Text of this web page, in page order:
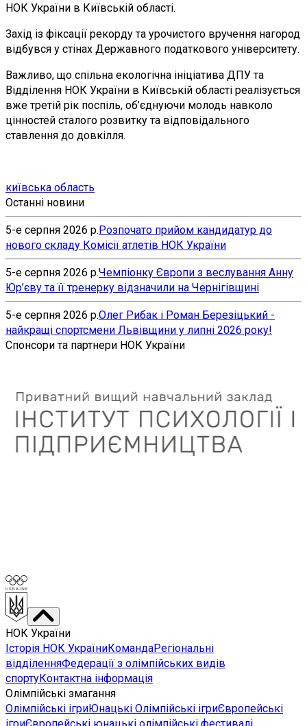
НОК України в Київській області.
Захід із фіксації рекорду та урочистого вручення нагород
відбувся у стінах Державного податкового університету.
Важливо, що спільна екологічна ініціатива ДПУ та
Відділення НОК України в Київській області реалізується
вже третій рік поспіль, об’єднуючи молодь навколо
цінностей сталого розвитку та відповідального
ставлення до довкілля.
київська область
Останні новини
5-е серпня 2026 р.Розпочато прийом кандидатур до
нового складу Комісії атлетів НОК України
5-е серпня 2026 р.Чемпіонку Європи з веслування Анну
Юр’єву та її тренерку відзначили на Чернігівщині
5-е серпня 2026 р.Олег Рибак і Роман Березіцький -
найкращі спортсмени Львівщини у липні 2026 року!
Спонсори та партнери НОК України
НОК України
Історія НОК УкраїниКомандаРегіональні
відділенняФедерації з олімпійських видів
спортуКонтактна інформація
Олімпійські змагання
Олімпійські ігриЮнацькі Олімпійські ігриЄвропейські